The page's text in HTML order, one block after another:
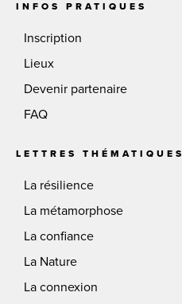
INFOS PRATIQUES
Inscription
Lieux
Devenir partenaire
FAQ
LETTRES THÉMATIQUES
La résilience
La métamorphose
La confiance
La Nature
La connexion